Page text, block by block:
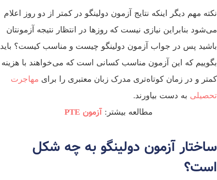
مهم دیگر اینکه نتایج آزمون دولینگو در کمتر از دو روز اعلام
بنابراین نیازی نیست که روزها در انتظار نتیجه آزمونتان
پس در جواب آزمون دولینگو چیست و مناسب کیست؟ باید
که این آزمون مناسب کسانی است که می‌خواهند با هزینه
و در زمان کوتاه‌تری مدرک زبان معتبری را برایمهاجرت
به دست بیاورند.
مطالعه بیشتر: آزمون PTE
آزمون دولینگو به چه شکل